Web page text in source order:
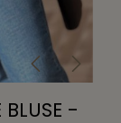
BLUSE -